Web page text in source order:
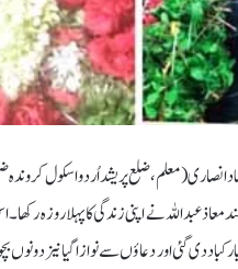
آج بروز اتوار27 رمضان کو ارشاد انصاری (معلم، ضلع پریشد
معاذ عبداللہ نے اپنی زندگی کا پہلا روزہ
دی گئی اور دعاؤں سے نوازا گیا نیز دونوں